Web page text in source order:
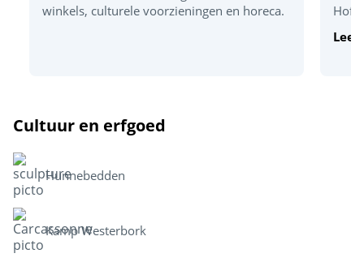
winkels, culturele voorzieningen en horeca.
Cultuur en erfgoed
Hunnebedden
Kamp Westerbork